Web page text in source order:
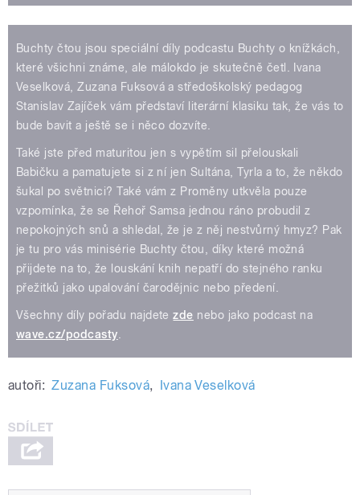
Buchty čtou jsou speciální díly podcastu Buchty o knížkách,
které všichni známe, ale málokdo je skutečně četl. Ivana
Veselková, Zuzana Fuksová a středoškolský pedagog
Stanislav Zajíček vám představí literární klasiku tak, že vás to
bude bavit a ještě se i něco dozvíte.
Také jste před maturitou jen s vypětím sil přelouskali
Babičku a pamatujete si z ní jen Sultána, Tyrla a to, že někdo
šukal po světnici? Také vám z Proměny utkvěla pouze
vzpomínka, že se Řehoř Samsa jednou ráno probudil z
nepokojných snů a shledal, že je z něj nestvůrný hmyz? Pak
je tu pro vás minisérie Buchty čtou, díky které možná
přijdete na to, že louskání knih nepatří do stejného ranku
přežitků jako upalování čarodějnic nebo předení.
Všechny díly pořadu najdetezde nebo jako podcast na
wave.cz/podcasty.
autoři: Zuzana Fuksová, Ivana Veselková